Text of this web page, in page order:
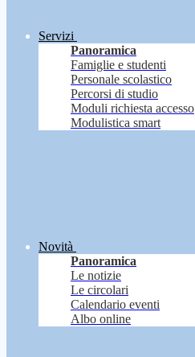
Servizi
Panoramica
Famiglie e studenti
Personale scolastico
Percorsi di studio
Moduli richiesta accesso
Modulistica smart
Novità
Panoramica
Le notizie
Le circolari
Calendario eventi
Albo online